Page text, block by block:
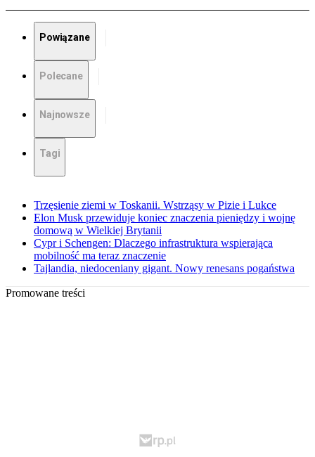
Powiązane
Polecane
Najnowsze
Tagi
Trzęsienie ziemi w Toskanii. Wstrząsy w Pizie i Lukce
Elon Musk przewiduje koniec znaczenia pieniędzy i wojnę
domową w Wielkiej Brytanii
Cypr i Schengen: Dlaczego infrastruktura wspierająca
mobilność ma teraz znaczenie
Tajlandia, niedoceniany gigant. Nowy renesans pogaństwa
Promowane treści